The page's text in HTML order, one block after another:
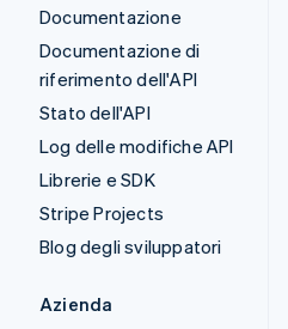
Documentazione
Documentazione di
riferimento dell'API
Stato dell'API
Log delle modifiche API
Librerie e SDK
Stripe Projects
Blog degli sviluppatori
Azienda